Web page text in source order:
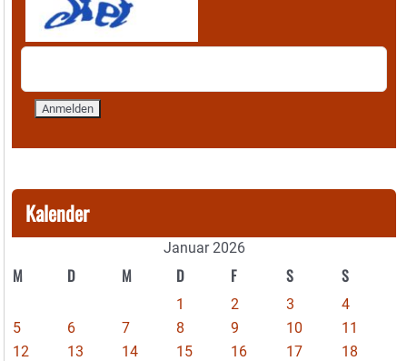
Kalender
Januar 2026
M D M D F S S
1 2 3
4
5
6 7 8 9 10
11
12
13 14 15 16 17
18